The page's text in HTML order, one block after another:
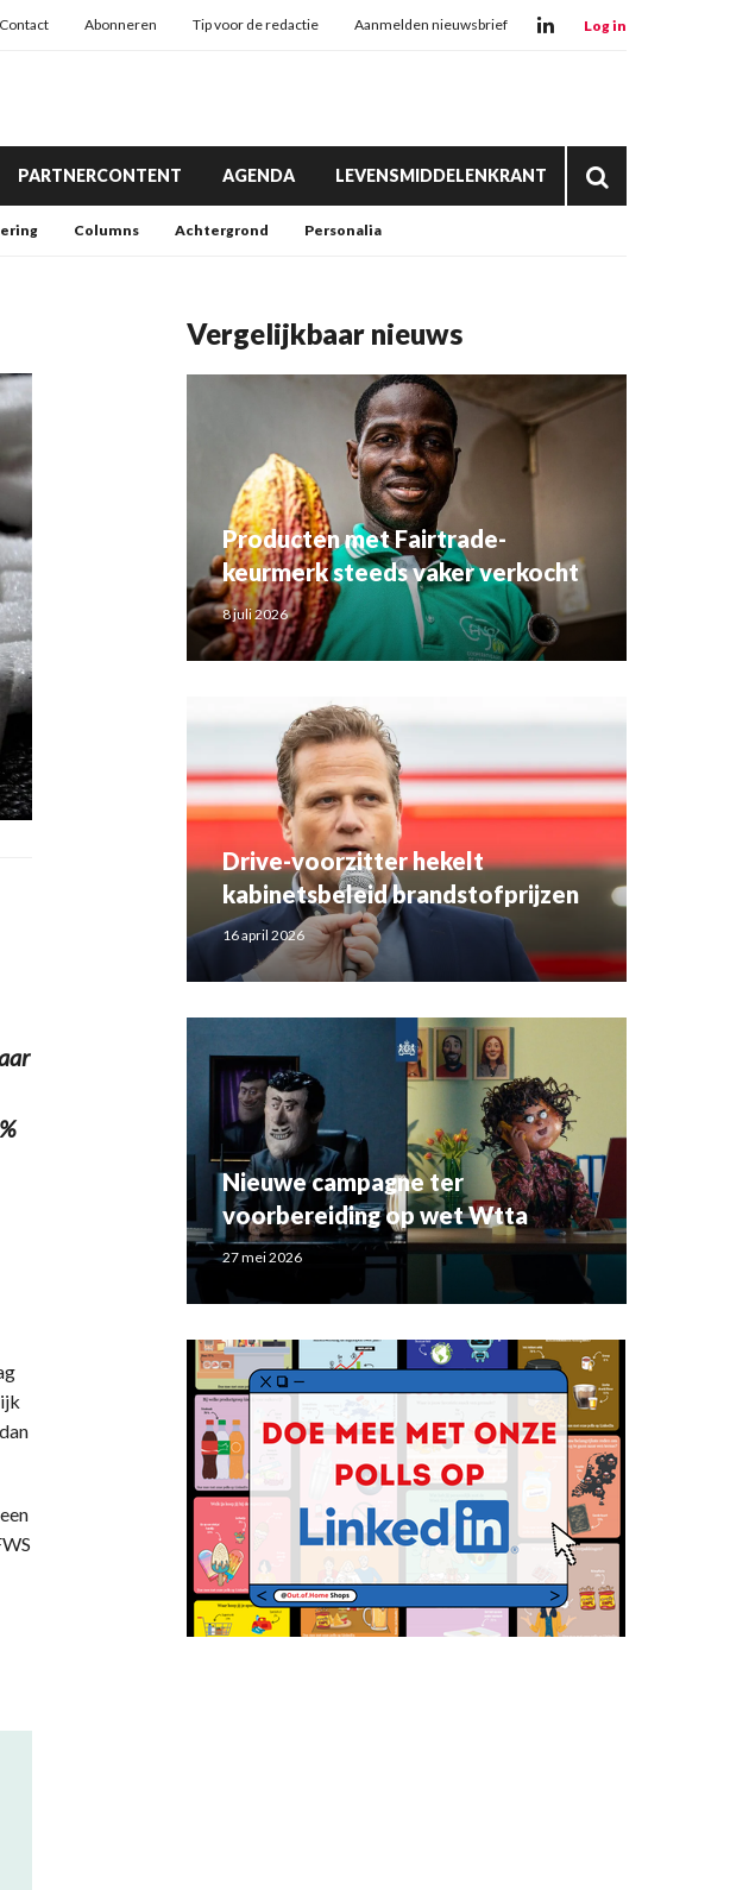
Contact Abonneren Tip voor de redactie Aanmelden nieuwsbrief Log in
PARTNERCONTENT AGENDA LEVENSMIDDELENKRANT
Columns Achtergrond Personalia
Vergelijkbaar nieuws
Producten met Fairtrade-
keurmerk steeds vaker verkocht
8 juli 2026
Drive-voorzitter hekelt
kabinetsbeleid brandstofprijzen
16 april 2026
Nieuwe campagne ter
voorbereiding op wet Wtta
27 mei 2026